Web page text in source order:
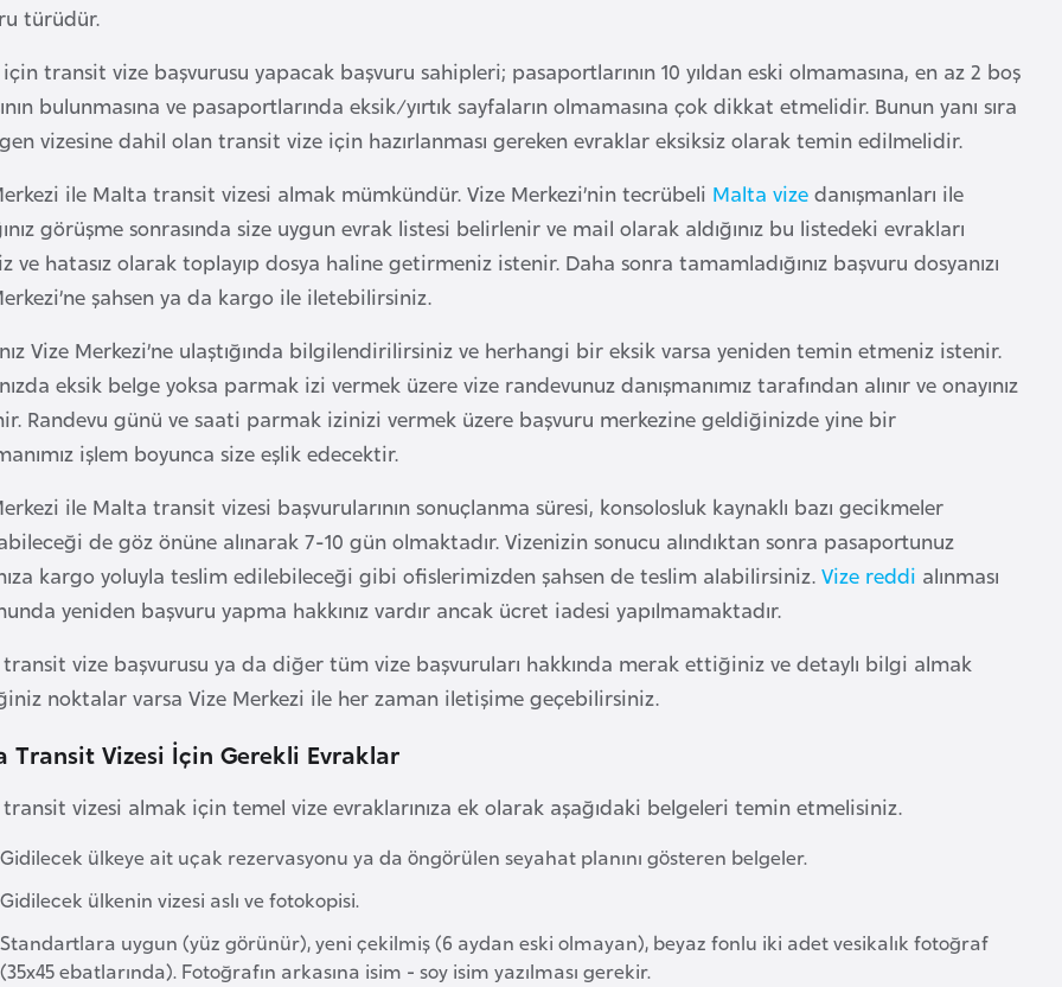
türüdür.
transit vize başvurusu yapacak başvuru sahipleri; pasaportlarının 10 yıldan eski olmamasına, en az 2 boş
bulunmasına ve pasaportlarında eksik/yırtık sayfaların olmamasına çok dikkat etmelidir. Bunun yanı sıra
vizesine dahil olan transit vize için hazırlanması gereken evraklar eksiksiz olarak temin edilmelidir.
ile Malta transit vizesi almak mümkündür. Vize Merkezi’nin tecrübeli Malta vize danışmanları ile
görüşme sonrasında size uygun evrak listesi belirlenir ve mail olarak aldığınız bu listedeki evrakları
ve hatasız olarak toplayıp dosya haline getirmeniz istenir. Daha sonra tamamladığınız başvuru dosyanızı
şahsen ya da kargo ile iletebilirsiniz.
Vize Merkezi’ne ulaştığında bilgilendirilirsiniz ve herhangi bir eksik varsa yeniden temin etmeniz istenir.
eksik belge yoksa parmak izi vermek üzere vize randevunuz danışmanımız tarafından alınır ve onayınız
Randevu günü ve saati parmak izinizi vermek üzere başvuru merkezine geldiğinizde yine bir
işlem boyunca size eşlik edecektir.
ile Malta transit vizesi başvurularının sonuçlanma süresi, konsolosluk kaynaklı bazı gecikmeler
de göz önüne alınarak 7-10 gün olmaktadır. Vizenizin sonucu alındıktan sonra pasaportunuz
kargo yoluyla teslim edilebileceği gibi ofislerimizden şahsen de teslim alabilirsiniz. Vize reddi alınması
yeniden başvuru yapma hakkınız vardır ancak ücret iadesi yapılmamaktadır.
vize başvurusu ya da diğer tüm vize başvuruları hakkında merak ettiğiniz ve detaylı bilgi almak
noktalar varsa Vize Merkezi ile her zaman iletişime geçebilirsiniz.
Transit Vizesi İçin Gerekli Evraklar
vizesi almak için temel vize evraklarınıza ek olarak aşağıdaki belgeleri temin etmelisiniz.
Gidilecek ülkeye ait uçak rezervasyonu ya da öngörülen seyahat planını gösteren belgeler.
Gidilecek ülkenin vizesi aslı ve fotokopisi.
Standartlara uygun (yüz görünür), yeni çekilmiş (6 aydan eski olmayan), beyaz fonlu iki adet vesikalık fotoğraf
(35x45 ebatlarında). Fotoğrafın arkasına isim - soy isim yazılması gerekir.